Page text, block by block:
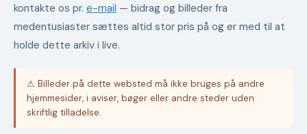
kontakte os pr. e-mail — bidrag og billeder fra
medentusiaster sættes altid stor pris på og er med til at
holde dette arkiv i live.
⚠ Billeder på dette websted må ikke bruges på andre
hjemmesider, i aviser, bøger eller andre steder uden
skriftlig tilladelse.